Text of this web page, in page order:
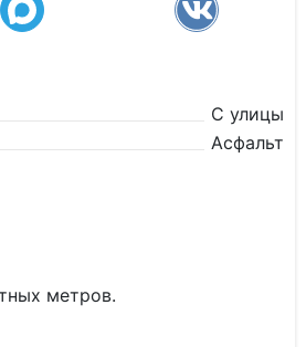
С улицы
Асфальт
метров.